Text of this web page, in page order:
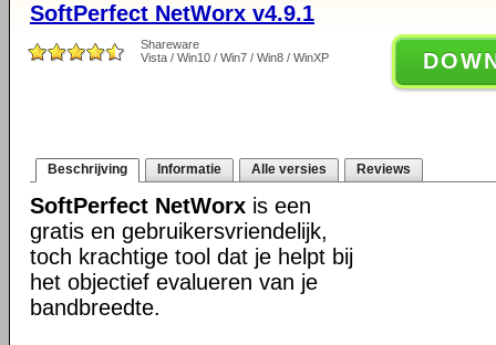
SoftPerfect NetWorx v4.9.1
Shareware
Vista / Win10 / Win7 / Win8 / WinXP
Beschrijving Informatie Alle versies Reviews
SoftPerfect NetWorx is een
gratis en gebruikersvriendelijk,
toch krachtige tool dat je helpt bij
het objectief evalueren van je
bandbreedte.